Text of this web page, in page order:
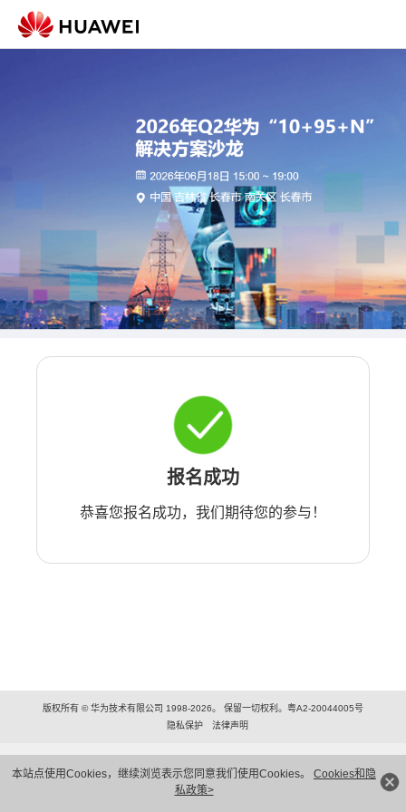
本站点使用Cookies，继续浏览表示您同意我们使用Cookies。 Cookies和隐
私政策>
报名成功
恭喜您报名成功，我们期待您的参与！
版权所有 © 华为技术有限公司 1998-2026。 保留一切权利。粤A2-20044005号
隐私保护
法律声明